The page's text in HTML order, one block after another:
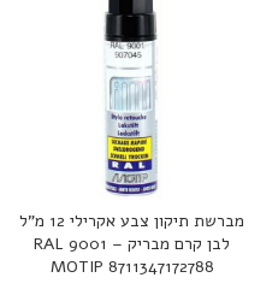
מברשת תיקון צבע אקרילי 12 מ”ל
לבן קרם מבריק RAL 9001 –
MOTIP 8711347172788